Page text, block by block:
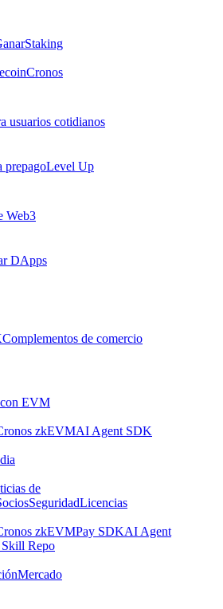
Staking
Cronos
usuarios cotidianos
prepagoLevel Up
Web3
DApps
Complementos de comercio
EVM
zkEVMAI Agent SDK
de
SeguridadLicencias
zkEVMPay SDKAI Agent
Repo
Mercado